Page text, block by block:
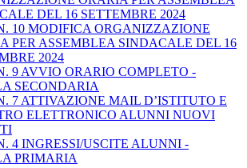
DEL 16 SETTEMBRE 2024
10 MODIFICA ORGANIZZAZIONE
PER ASSEMBLEA SINDACALE DEL 16
2024
9 AVVIO ORARIO COMPLETO -
SECONDARIA
7 ATTIVAZIONE MAIL D’ISTITUTO E
ELETTRONICO ALUNNI NUOVI
4 INGRESSI/USCITE ALUNNI -
PRIMARIA